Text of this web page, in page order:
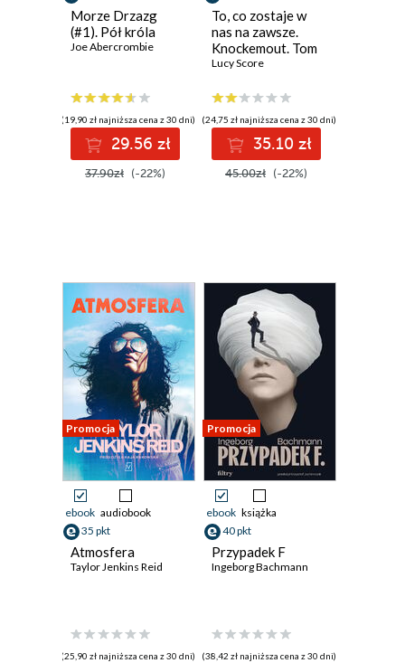
Morze Drzazg
(#1). Pół króla
Joe Abercrombie
(19,90 zł najniższa cena z 30 dni)
29.56 zł
37.90zł (-22%)
To, co zostaje w
nas na zawsze.
Knockemout. Tom
1
Lucy Score
(24,75 zł najniższa cena z 30 dni)
35.10 zł
45.00zł (-22%)
Promocja
ebook audiobook
35 pkt
Atmosfera
Taylor Jenkins Reid
(25,90 zł najniższa cena z 30 dni)
Promocja
ebook książka
40 pkt
Przypadek F
Ingeborg Bachmann
(38,42 zł najniższa cena z 30 dni)